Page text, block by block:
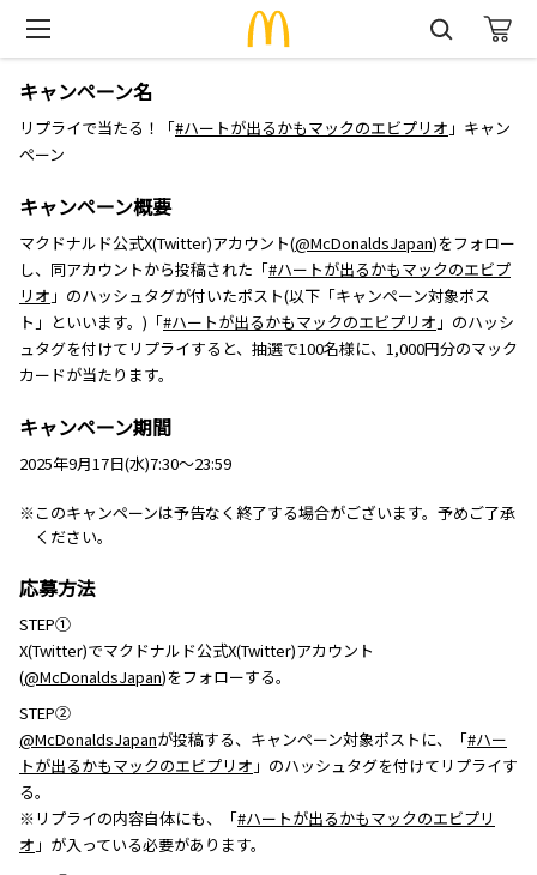
キャンペーン名
リプライで当たる！「#ハートが出るかもマックのエビプリオ 」キャン
ペーン
キャンペーン概要
マクドナルド公式X(Twitter)アカウント(@McDonaldsJapan)をフォロー
し、同アカウントから投稿された「#ハートが出るかもマックのエビプ
リオ 」のハッシュタグが付いたポスト(以下「キャンペーン対象ポス
ト」といいます。)「#ハートが出るかもマックのエビプリオ 」のハッシ
ュタグを付けてリプライすると、抽選で100名様に、1,000円分のマック
カードが当たります。
キャンペーン期間
2025年9月17日(水)7:30～23:59
※このキャンペーンは予告なく終了する場合がございます。予めご了承
ください。
応募方法
STEP①
X(Twitter)でマクドナルド公式X(Twitter)アカウント
(@McDonaldsJapan)をフォローする。
STEP②
@McDonaldsJapanが投稿する、キャンペーン対象ポストに、「#ハー
トが出るかもマックのエビプリオ 」のハッシュタグを付けてリプライす
る。
※リプライの内容自体にも、「#ハートが出るかもマックのエビプリ
オ 」が入っている必要があります。